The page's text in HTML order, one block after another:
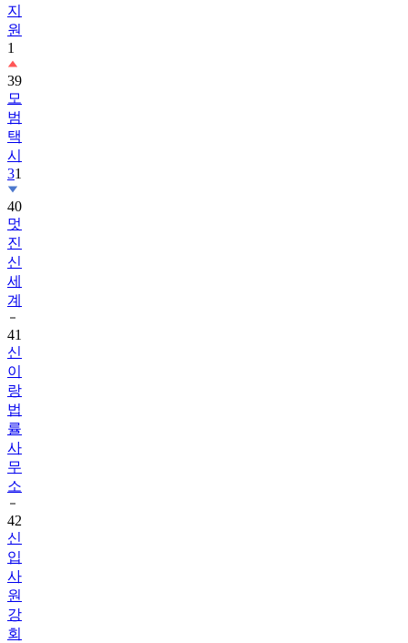
지
원
1
39
모
범
택
시
31
40
멋
진
신
세
계
41
신
이
랑
법
률
사
무
소
42
신
입
사
원
강
회